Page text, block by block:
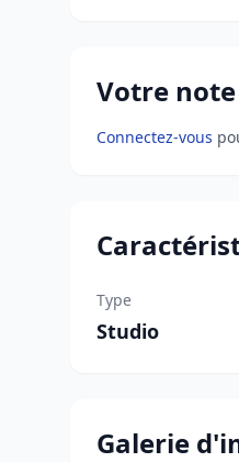
Votre note
Connectez-vous
Type
Studio
Galerie